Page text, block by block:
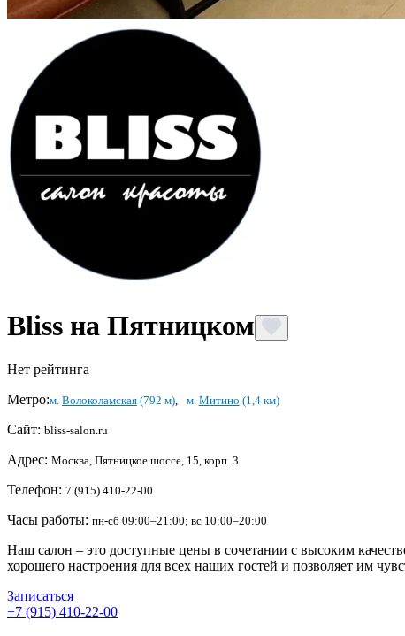
Bliss на Пятницком
Нет рейтинга
Метро:м. Волоколамская (792 м) м. Митино (1,4 км)
Сайт: bliss-salon.ru
Адрес: Москва, Пятницкое шоссе, 15, корп. 3
Телефон: 7 (915) 410-22-00
Часы работы: пн-сб 09:00–21:00; вс 10:00–20:00
Наш салон – это доступные цены в сочетании с высоким
хорошего настроения для всех наших гостей и позволяет им
Записаться
+7 (915) 410-22-00